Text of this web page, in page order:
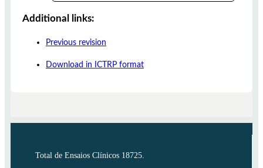
Additional links:
Previous revision
Download in ICTRP format
Total de Ensaios Clínicos 18725.